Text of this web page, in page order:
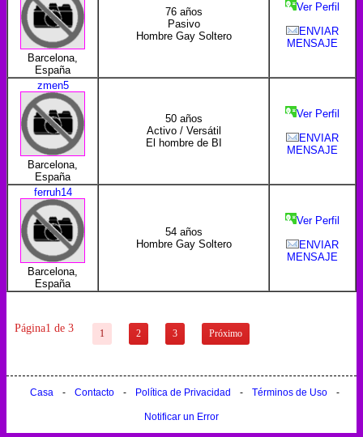
Barcelona,
España
76 años
Pasivo
Hombre Gay Soltero
Ver Perfil
ENVIAR
MENSAJE
zmen5
Barcelona,
España
50 años
Activo / Versátil
El hombre de BI
Ver Perfil
ENVIAR
MENSAJE
ferruh14
Barcelona,
España
54 años
Hombre Gay Soltero
Ver Perfil
ENVIAR
MENSAJE
Página1 de 3 1 2 3 Próximo
Casa - Contacto - Política de Privacidad - Términos de Uso -
Notificar un Error